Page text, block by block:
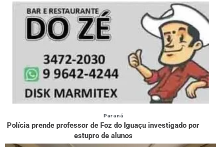
Paraná
Polícia prende professor de Foz do Iguaçu investigado por
estupro de alunos